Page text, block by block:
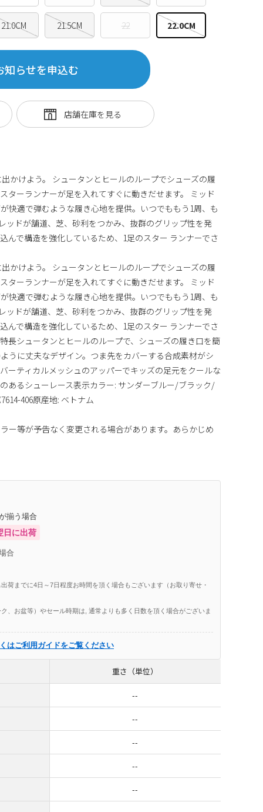
21.0CM 21.5CM 22 22.0CM
知らせを申込む
かけよう。 シュータンとヒールのループでシューズの履
ターランナーが足を入れてすぐに動きだせます。 ミッド
快適で弾むような履き心地を提供。いつでももう1周、も
ッドが舗道、芝、砂利をつかみ、抜群のグリップ性を発
んで構造を強化しているため、1足のスター ランナーでさ
かけよう。 シュータンとヒールのループでシューズの履
ターランナーが足を入れてすぐに動きだせます。 ミッド
快適で弾むような履き心地を提供。いつでももう1周、も
ッドが舗道、芝、砂利をつかみ、抜群のグリップ性を発
んで構造を強化しているため、1足のスター ランナーでさ
長シュータンとヒールのループで、シューズの履き口を簡
うに丈夫なデザイン。つま先をカバーする合成素材がシ
ーティカルメッシュのアッパーでキッズの足元をクールな
あるシューレース表示カラー: サンダーブルー/ブラック/
406原産地: ベトナム
ー等が予告なく変更される場合があります。あらかじめ
揃う場合
日に出荷
合
荷までに4日～7日程度お時間を頂く場合もございます（お取り寄せ・
、お盆等）やセール時期は, 通常よりも多く日数を頂く場合がございま
はご利用ガイドをご覧ください
重さ（単位）
--
--
--
--
--